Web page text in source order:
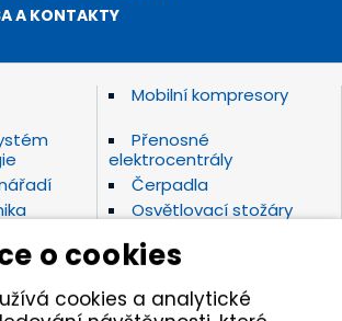
A KONTAKTY
Mobilní kompresory
Přenosné
elektrocentrály
Čerpadla
Osvětlovací stožáry
Motorová kladiva
Zahradní technika
o cookies
cookies a analytické